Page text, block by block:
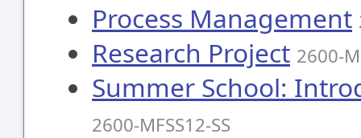
Process Management
Research Project 2600-
Summer School:
2600-MFSS12-SS